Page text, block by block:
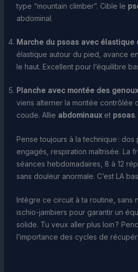
type “mountain climber”. Cible le
abdominal.
Marche du psoas avec élastique
élastique autour du pied, avance
le haut. Excellent pour l’équilibre
Planche avec montée des
viens alterner la montée contrôlée
coude. Allie abdominauxet psoas.
Pense toujours à la technique : dos
engagés, respiration maîtrisée. La
séances hebdomadaires, 8 à 12
sans douleur anormale. C’est LA
Intègre ce circuit à ta routine, sans
ischio-jambiers pour garantir un
solide. Tu veux aller plus loin ?
l’importance des cycles de